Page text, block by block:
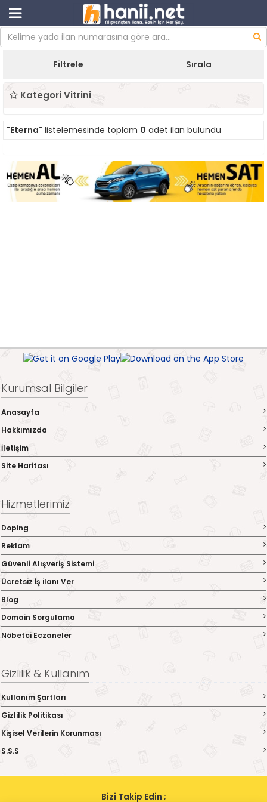
Filtrele Sırala
Kategori Vitrini
"Eterna" listelemesinde toplam 0 adet ilan bulundu
Kurumsal Bilgiler
Anasayfa
Hakkımızda
İletişim
Site Haritası
Hizmetlerimiz
Doping
Reklam
Güvenli Alışveriş Sistemi
Ücretsiz İş ilanı Ver
Blog
Domain Sorgulama
Nöbetci Eczaneler
Gizlilik & Kullanım
Kullanım Şartları
Gizlilik Politikası
Kişisel Verilerin Korunması
S.S.S
Bizi Takip Edin ;